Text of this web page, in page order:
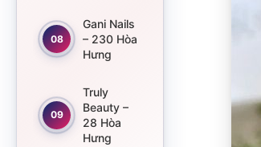
08
Gani Nails
– 230 Hòa
Hưng
09
Truly
Beauty –
28 Hòa
Hưng